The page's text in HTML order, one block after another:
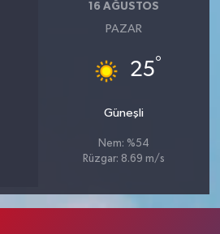
16 AĞUSTOS
PAZAR
25°
Güneşli
Nem: %54
Rüzgar: 8.69 m/s